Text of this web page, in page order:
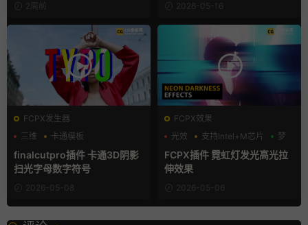
2周前 2026-05-16
FCPX发生器
三维
卡通模板
支持Intel+M芯片
finalcutpro插件 卡通3D阴影
扫光字母数字符号
2026-05-08
FCPX效果
光效
支持Intel+M芯片 梦
FCPX插件 霓虹灯发光高光拉
伸效果
2026-05-06